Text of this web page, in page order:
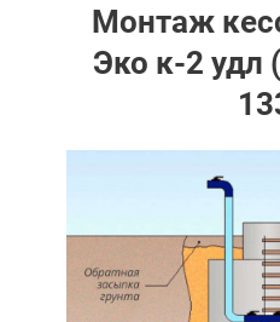
Монтаж
Эко к-2 удл